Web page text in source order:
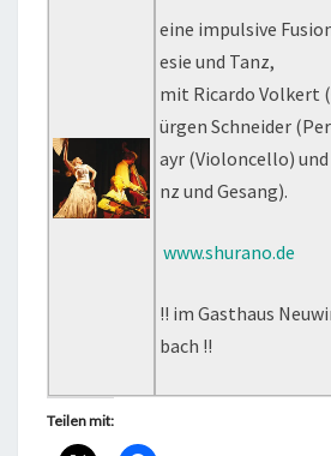
eine impulsive
esie und Tanz,
mit Ricardo Volkert
ürgen Schneider
ayr (Violoncello) und
nz und Gesang).
www.shurano.de
!! im Gasthaus
bach !!
Teilen mit: